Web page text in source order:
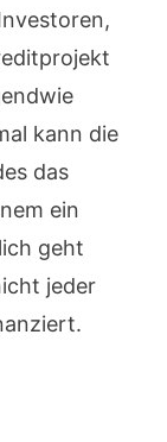
kann die
das
ein
geht
jeder